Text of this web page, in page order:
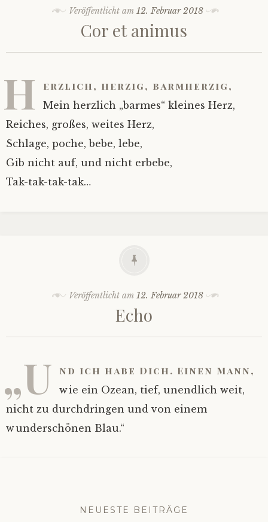
Veröffentlicht am 12. Februar 2018
Cor et animus
H erzlich, herzig, barmherzig,
Mein herzlich „barmes“ kleines Herz,
Reiches, großes, weites Herz,
Schlage, poche, bebe, lebe,
Gib nicht auf, und nicht erbebe,
Tak-tak-tak-tak…
Veröffentlicht am 12. Februar 2018
Echo
„U nd ich habe Dich. Einen Mann,
wie ein Ozean, tief, unendlich weit,
nicht zu durchdringen und von einem
wunderschönen Blau.“
NEUESTE BEITRÄGE